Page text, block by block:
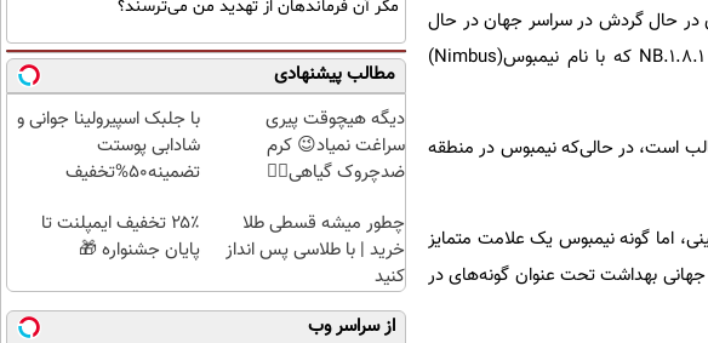
که شایع‌ترین گونه‌های در حال گردش در سراسر جهان در حال
حاضر XFG که با نام استراتوس (Stratus) یا «گونه فرانکنشتاین» شناخته می‌شود و NB.۱.۸.۱ که با نام نیمبوس(Nimbus)
غالب است، در حالی‌که نیمبوس در منطقه‌
اما گونه‌ نیمبوس یک علامت متمایز
بهداشت تحت عنوان گونه‌های در
مگر آن فرماندهان از تهدید من می‌ترسند؟
مطالب پیشنهادی
دیگه هیچوقت پیری
سراغت نمیاد😉 کرم
ضدچروک گیاهی👈🏻
با جلبک اسپیرولینا جوانی و
شادابی پوستت
تضمینه50%تخفیف
چطور میشه قسطی طلا
خرید | با طلاسی پس انداز
کنید
۲۵٪ تخفیف ایمپلنت تا
پایان جشنواره 🎁
از سراسر وب